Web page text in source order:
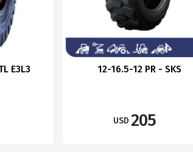
E3L3 12-16.5-12 PR - SKS
USD 205